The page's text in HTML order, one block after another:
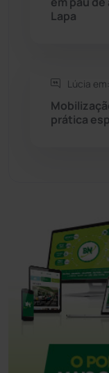
Sudoeste
Lapa
Lúcia em:
prática